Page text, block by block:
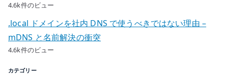
4.6k件のビュー
.local ドメインを社内 DNS で使うべきではない理由 –
mDNS と名前解決の衝突
4.6k件のビュー
カテゴリー